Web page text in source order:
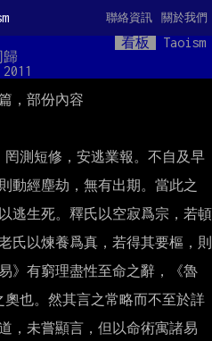
關於我們
聯絡資訊
看板
Taoism
歸
，部份內容
動經塵劫，無有出期。當此之
逃生死。釋氏以空寂爲宗，若頓
氏以煉養爲真，若得其要樞，則
》有窮理盡性至命之辭，《魯
也。然其言之常略而不至於詳
，未嘗顯言，但以命術寓諸易